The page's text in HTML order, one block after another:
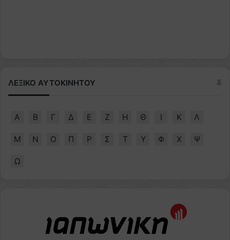
ΛΕΞΙΚΟ ΑΥΤΟΚΙΝΗΤΟΥ
Α Β Γ Δ Ε Ζ Η Θ Ι Κ Λ
Μ Ν Ο Π Ρ Σ Τ Υ Φ Χ Ψ
Ω